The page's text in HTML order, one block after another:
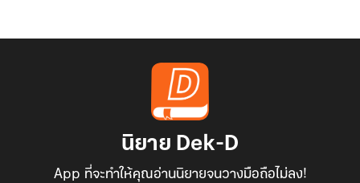
นิยาย Dek-D
App ที่จะทำให้คุณอ่านนิยายจนวางมือถือไม่ลง!